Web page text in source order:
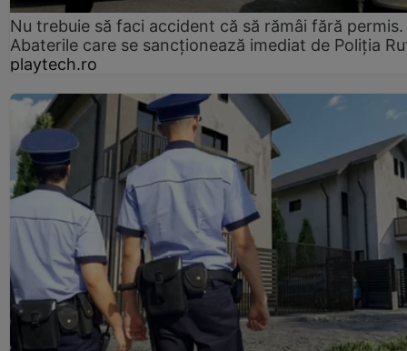
Nu trebuie să faci accident că să rămâi fără permis.
Abaterile care se sancționează imediat de Poliţia
playtech.ro